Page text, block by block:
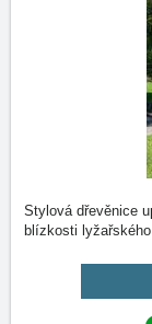
Stylová dřevěnice
blízkosti